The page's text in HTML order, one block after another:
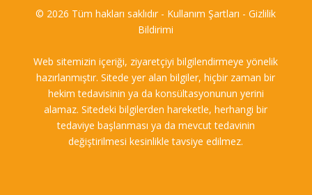
© 2026 Tüm hakları saklıdır - Kullanım Şartları - Gizlilik
Bildirimi
Web sitemizin içeriği, ziyaretçiyi bilgilendirmeye yönelik
hazırlanmıştır. Sitede yer alan bilgiler, hiçbir zaman bir
hekim tedavisinin ya da konsültasyonunun yerini
alamaz. Sitedeki bilgilerden hareketle, herhangi bir
tedaviye başlanması ya da mevcut tedavinin
değiştirilmesi kesinlikle tavsiye edilmez.